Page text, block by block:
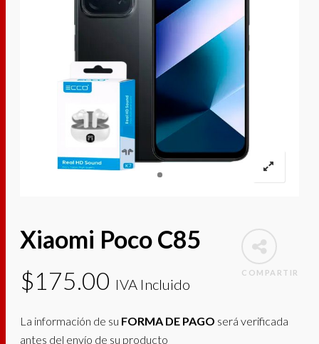
COMPARTIR
Xiaomi Poco C85
$175.00 IVA Incluido
La información de su FORMA DE PAGO será verificada
antes del envío de su producto